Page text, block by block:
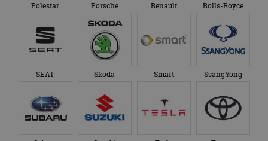
Polestar Porsche Renault Rolls-Royce
SEAT Skoda Smart SsangYong